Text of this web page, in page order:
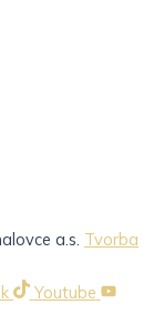
a.s. Tvorba
Youtube